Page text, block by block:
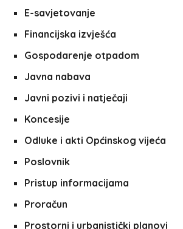
E-savjetovanje
Financijska izvješća
Gospodarenje otpadom
Javna nabava
Javni pozivi i natječaji
Koncesije
Odluke i akti Općinskog vijeća
Poslovnik
Pristup informacijama
Proračun
Prostorni i urbanistički planovi